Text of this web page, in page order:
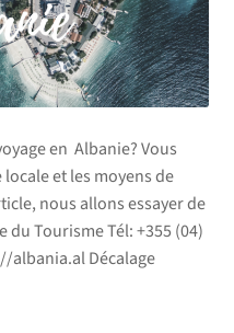
en Albanie? Vous
et les moyens de
nous allons essayer de
Tourisme Tél: +355 (04)
albania.al Décalage